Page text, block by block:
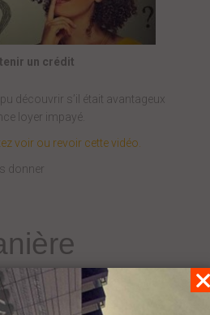
un crédit
découvrir s’il était avantageux
loyer impayé.
voir ou revoir cette vidéo.
donner